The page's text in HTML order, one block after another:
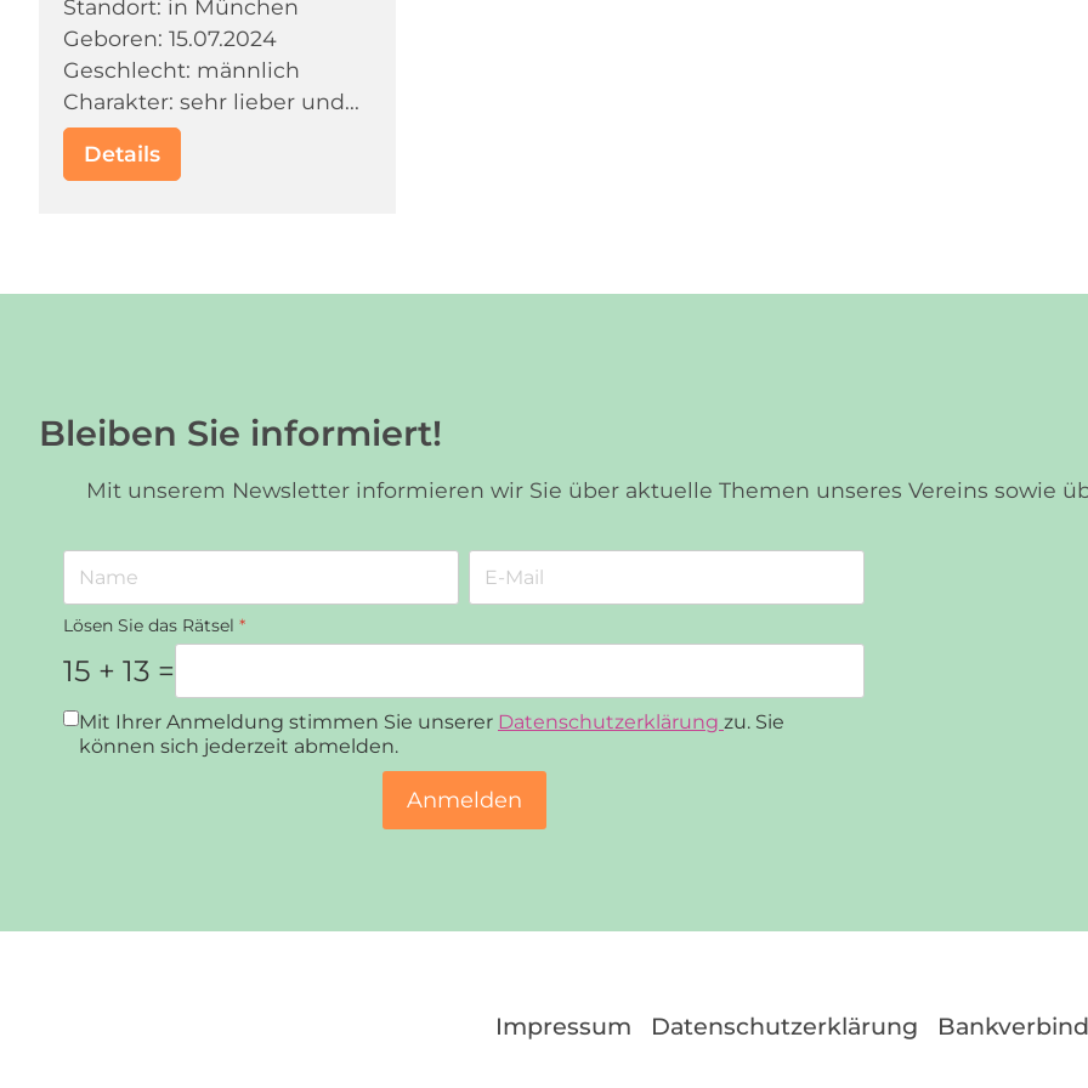
Standort: in München
Geboren: 15.07.2024
Geschlecht: männlich
Charakter: sehr lieber und...
Details
Bleiben Sie informiert!
Mit unserem Newsletter informieren wir Sie über aktuelle Themen unseres Vereins sowie
Lösen Sie das Rätsel *
15 + 13 =
Datenschutz*
Mit Ihrer Anmeldung stimmen Sie unserer Datenschutzerklärung zu. Sie
können sich jederzeit abmelden.
Anmelden
Impressum Datenschutzerklärung